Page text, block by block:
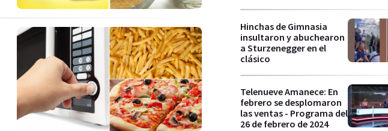
Hinchas de Gimnasia
insultaron y abuchearon
a Sturzenegger en el
clásico
Telenueve Amanece: En
febrero se desplomaron
las ventas - Programa del
26 de febrero de 2024